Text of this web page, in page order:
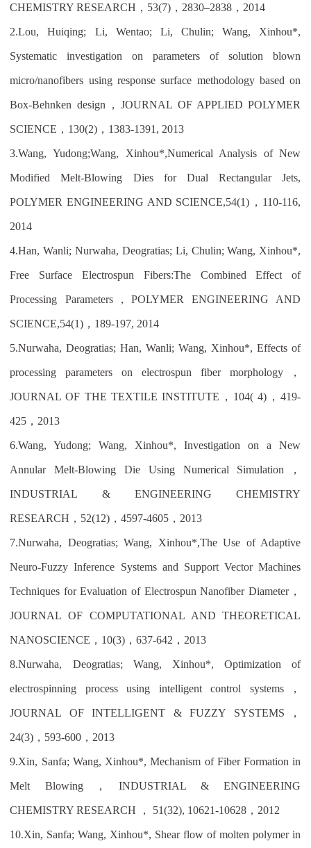
CHEMISTRY RESEARCH ， 53(7) ，2830–2838 ，2014
2.Lou, Huiqing; Li, Wentao; Li, Chulin; Wang, Xinhou*,
Systematic investigation on parameters of solution blown
micro/nanofibers using response surface methodology based on
Box-Behnken design，JOURNAL OF APPLIED POLYMER
SCIENCE ， 130(2) ， 1383-1391, 2013
3.Wang, Yudong;Wang, Xinhou*,Numerical Analysis of New
Modified Melt-Blowing Dies for Dual Rectangular Jets,
POLYMER ENGINEERING AND SCIENCE,54(1) ， 110-116,
2014
4.Han, Wanli; Nurwaha, Deogratias; Li, Chulin; Wang, Xinhou*,
Free Surface Electrospun Fibers:The Combined Effect of
Processing Parameters , POLYMER ENGINEERING AND
SCIENCE,54(1) ， 189-197, 2014
5.Nurwaha, Deogratias; Han, Wanli; Wang, Xinhou*, Effects of
processing parameters on electrospun fiber morphology ，
JOURNAL OF THE TEXTILE INSTITUTE ， 104( 4) ，419-
425 ，2013
6.Wang, Yudong; Wang, Xinhou*, Investigation on a New
Annular Melt-Blowing Die Using Numerical Simulation ，
INDUSTRIAL & ENGINEERING CHEMISTRY
RESEARCH ， 52(12) ，4597-4605 ，2013
7.Nurwaha, Deogratias; Wang, Xinhou*,The Use of Adaptive
Neuro-Fuzzy Inference Systems and Support Vector Machines
Techniques for Evaluation of Electrospun Nanofiber Diameter，
JOURNAL OF COMPUTATIONAL AND THEORETICAL
NANOSCIENCE ， 10(3) ，637-642 ，2013
8.Nurwaha, Deogratias; Wang, Xinhou*, Optimization of
electrospinning process using intelligent control systems，
JOURNAL OF INTELLIGENT & FUZZY SYSTEMS ，
24(3) ， 593-600 ，2013
9.Xin, Sanfa; Wang, Xinhou*, Mechanism of Fiber Formation in
Melt Blowing， INDUSTRIAL & ENGINEERING
CHEMISTRY RESEARCH ， 51(32), 10621-10628 ，2012
10.Xin, Sanfa; Wang, Xinhou*, Shear flow of molten polymer in